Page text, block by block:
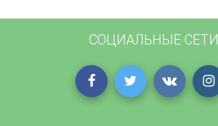
СОЦИАЛЬНЫЕ СЕТИ